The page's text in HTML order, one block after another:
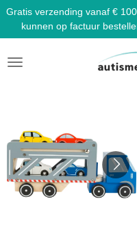
Ga
direct
naar
de
hoofdinhoud
Gratis verzending vanaf €
kunnen op factuur